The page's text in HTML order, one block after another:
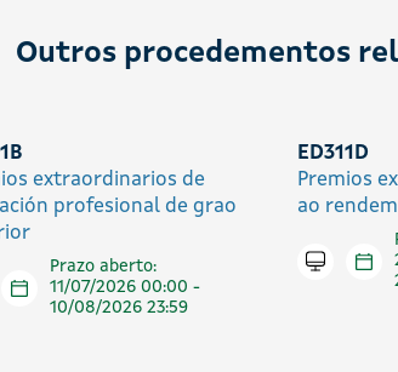
Outros procedementos
extraordinarios de
profesional de grao
en liña
Prazo aberto:
11/07/2026 00:00 -
10/08/2026 23:59
ED311D
Premios
ao
Tramitar